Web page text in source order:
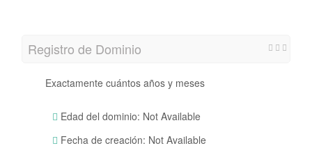
Registro de Dominio
Exactamente cuántos años y meses
Edad del dominio: Not Available
Fecha de creación: Not Available